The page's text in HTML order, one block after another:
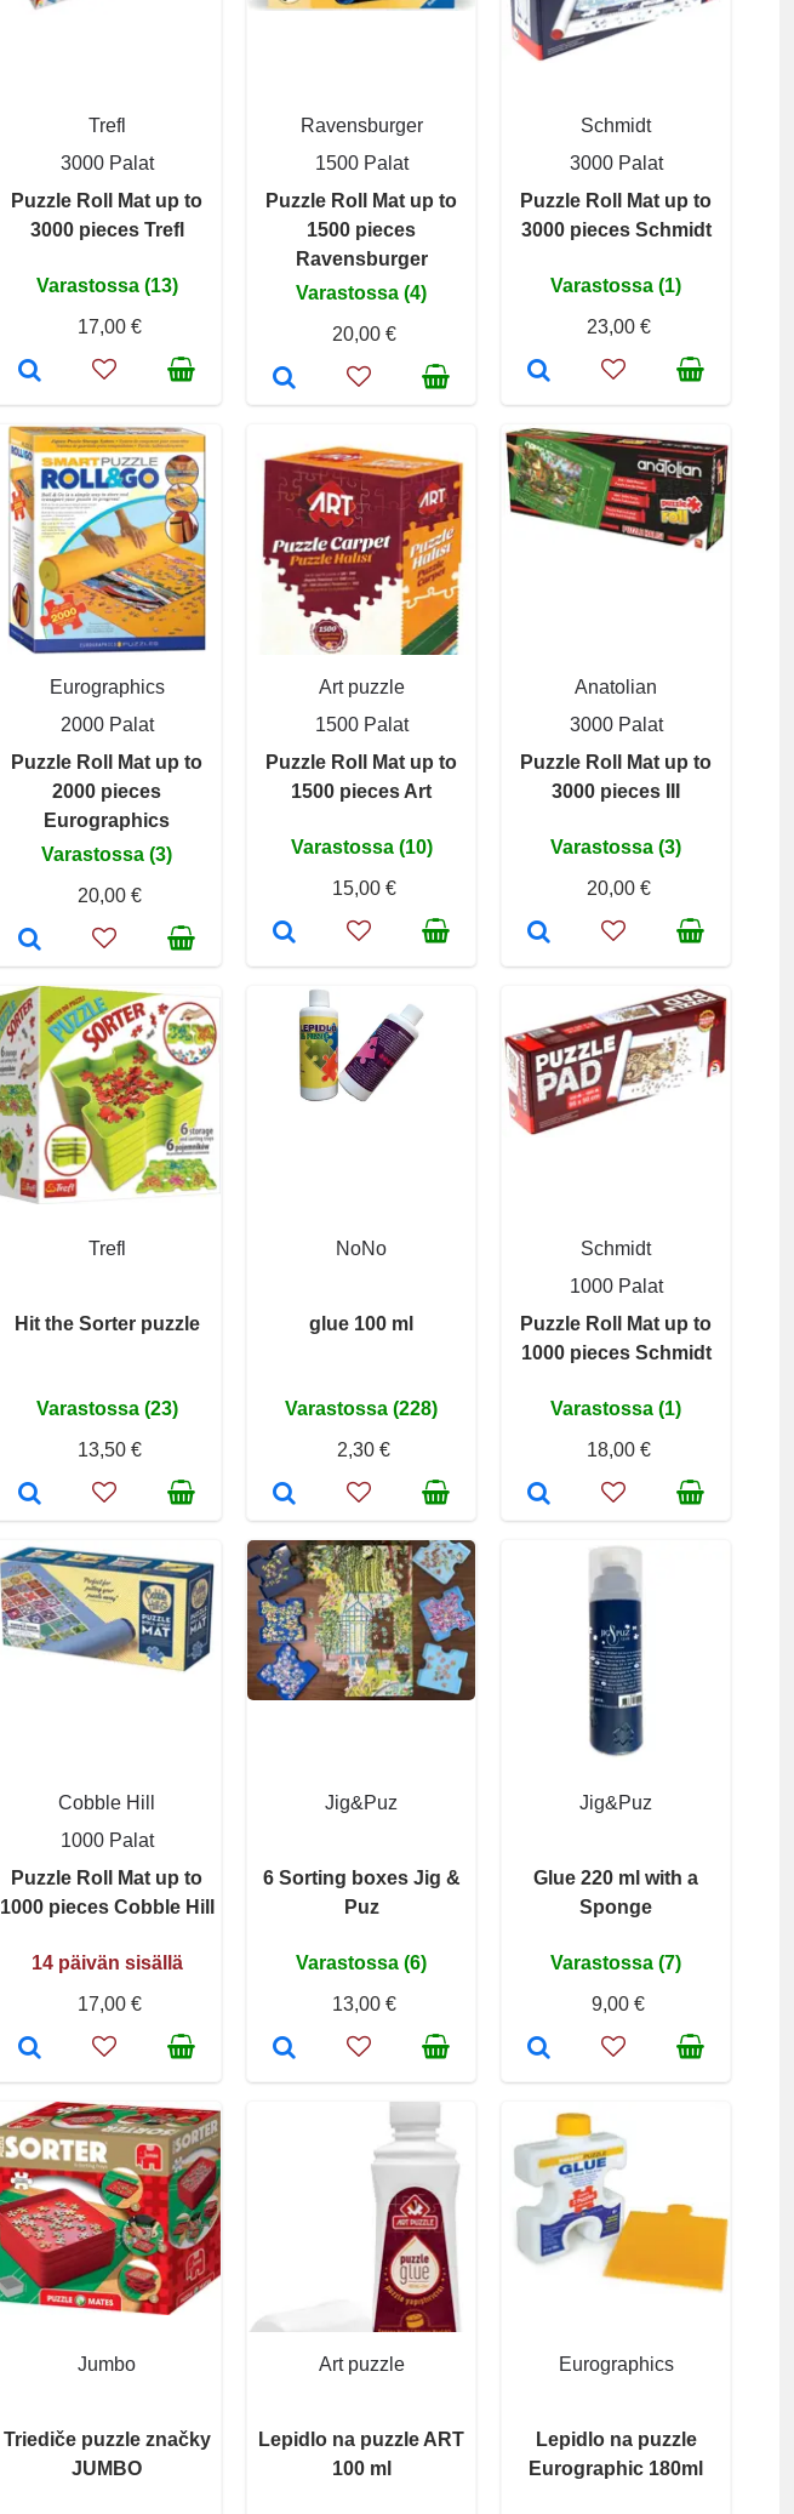
Trefl
3000 Palat
Puzzle Roll Mat up to
3000 pieces Trefl
Varastossa (13)
17,00 €
Ravensburger
1500 Palat
Puzzle Roll Mat up to
1500 pieces
Ravensburger
Varastossa (4)
20,00 €
Schmidt
3000 Palat
Puzzle Roll Mat up to
3000 pieces Schmidt
Varastossa (1)
23,00 €
Eurographics
2000 Palat
Puzzle Roll Mat up to
2000 pieces
Eurographics
Varastossa (3)
20,00 €
Art puzzle
1500 Palat
Puzzle Roll Mat up to
1500 pieces Art
Varastossa (10)
15,00 €
Anatolian
3000 Palat
Puzzle Roll Mat up to
3000 pieces III
Varastossa (3)
20,00 €
Trefl
Hit the Sorter puzzle
Varastossa (23)
13,50 €
NoNo
glue 100 ml
Varastossa (228)
2,30 €
Schmidt
1000 Palat
Puzzle Roll Mat up to
1000 pieces Schmidt
Varastossa (1)
18,00 €
Cobble Hill
1000 Palat
Puzzle Roll Mat up to
1000 pieces Cobble Hill
14 päivän sisällä
17,00 €
Jig&Puz
6 Sorting boxes Jig &
Puz
Varastossa (6)
13,00 €
Jig&Puz
Glue 220 ml with a
Sponge
Varastossa (7)
9,00 €
Jumbo
Triediče puzzle značky
JUMBO
Art puzzle
Lepidlo na puzzle ART
100 ml
Eurographics
Lepidlo na puzzle
Eurographic 180ml